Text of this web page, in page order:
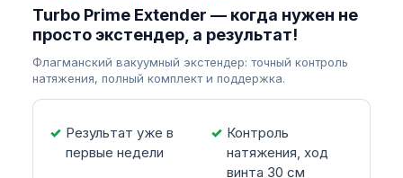
Turbo Prime Extender — когда нужен не
просто экстендер, а результат!
Флагманский вакуумный экстендер: точный контроль
натяжения, полный комплект и поддержка.
Результат уже в
первые недели
Контроль
натяжения, ход
винта 30 см